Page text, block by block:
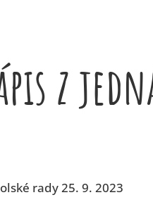
z
rady 25. 9. 2023